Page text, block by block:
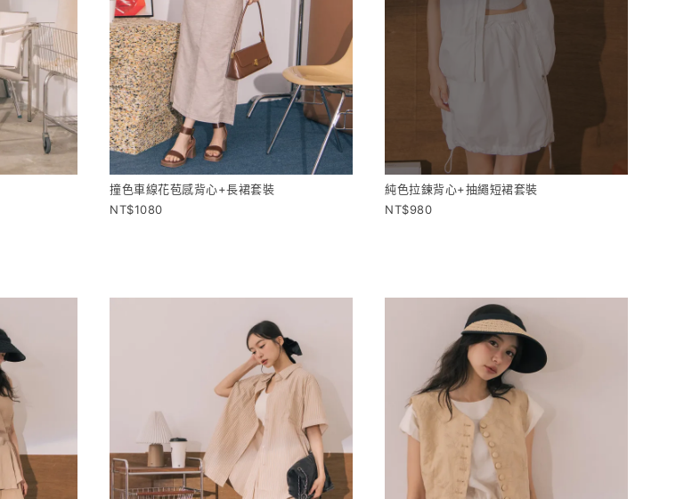
撞色車線花苞感背心+長裙套裝
1080
純色拉鍊背心+抽繩短裙套裝
980